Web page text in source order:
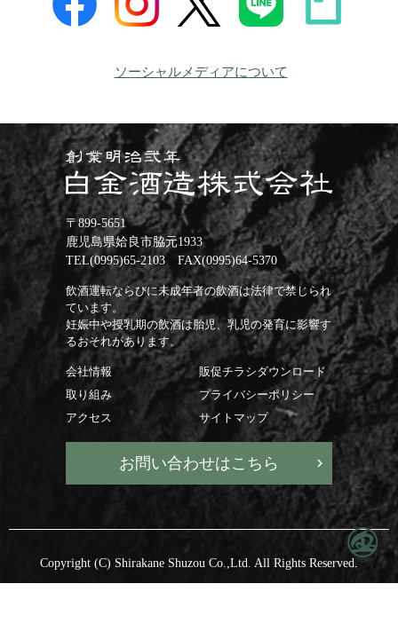
ソーシャルメディアについて
〒899-5651
鹿児島県姶良市脇元1933
TEL(0995)65-2103 FAX(0995)64-5370
飲酒運転ならびに未成年者の飲酒は法律で禁じられ
ています。
妊娠中や授乳期の飲酒は胎児、乳児の発育に影響す
るおそれがあります。
会社情報
販促チラシダウンロード
取り組み
プライバシーポリシー
アクセス
サイトマップ
お問い合わせはこちら
Copyright (C) Shirakane Shuzou Co.,Ltd. All Rights Reserved.